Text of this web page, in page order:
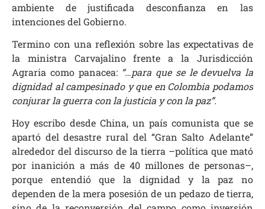
ambiente de justificada desconfianza en las
intenciones del Gobierno.
Termino con una reflexión sobre las expectativas de
la ministra Carvajalino frente a la Jurisdicción
Agraria como panacea: “…para que se le devuelva la
dignidad al campesinado y que en Colombia podamos
conjurar la guerra con la justicia y con la paz”.
Hoy escribo desde China, un país comunista que se
apartó del desastre rural del “Gran Salto Adelante”
alrededor del discurso de la tierra –política que mató
por inanición a más de 40 millones de personas–,
porque entendió que la dignidad y la paz no
dependen de la mera posesión de un pedazo de tierra,